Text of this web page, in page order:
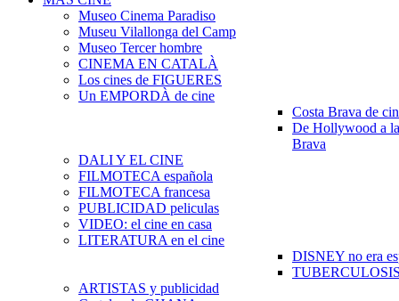
Museo Cinema Paradiso
Museu Vilallonga del Camp
Museo Tercer hombre
CINEMA EN CATALÀ
Los cines de FIGUERES
Un EMPORDÀ de cine
Costa Brava de
De Hollywood a
Brava
DALI Y EL CINE
FILMOTECA española
FILMOTECA francesa
PUBLICIDAD peliculas
VIDEO: el cine en casa
LITERATURA en el cine
DISNEY no era
ARTISTAS y publicidad